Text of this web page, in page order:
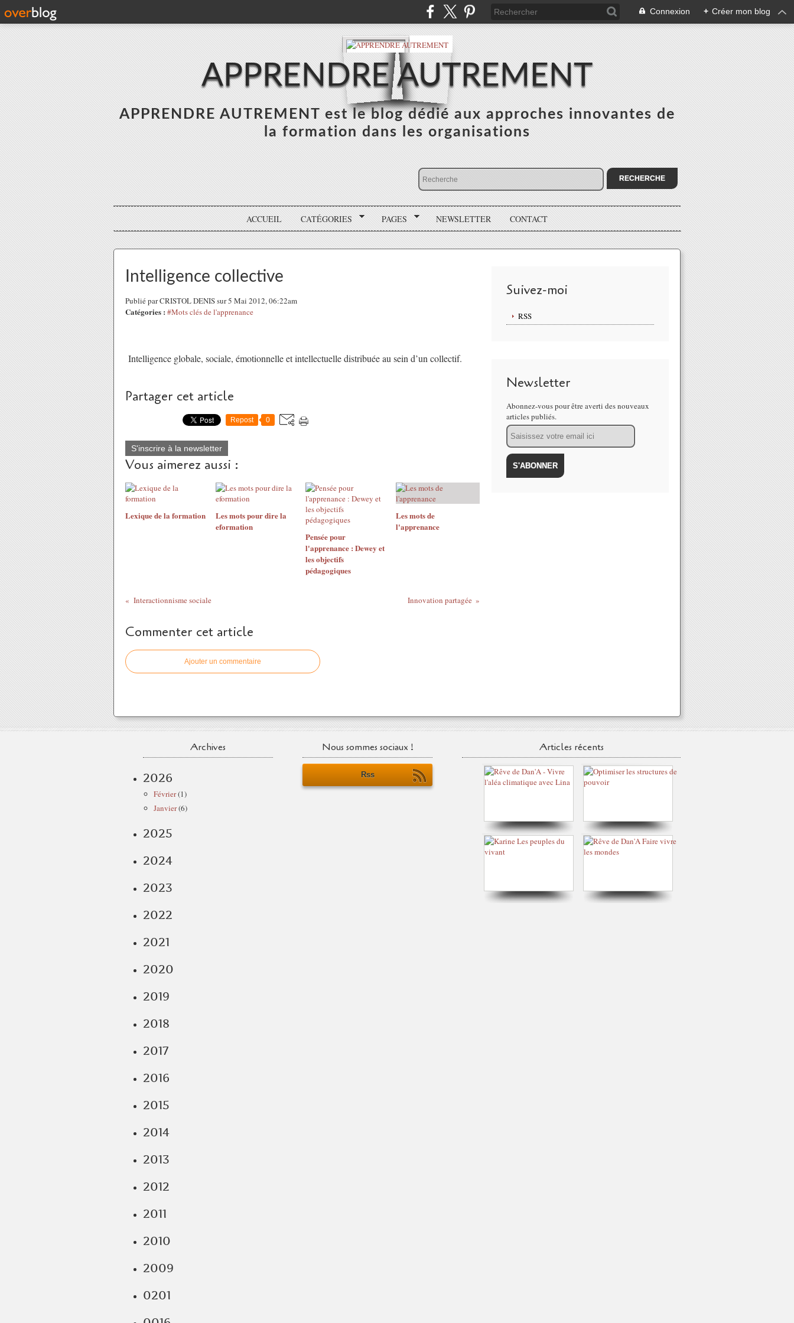
Connexion + Créer mon blog
APPRENDRE AUTREMENT
APPRENDRE AUTREMENT est le blog dédié aux approches innovantes de
la formation dans les organisations
ACCUEIL CATÉGORIES PAGES NEWSLETTER CONTACT
Intelligence collective
Publié par CRISTOL DENIS sur 5 Mai 2012, 06:22am
Catégories : #Mots clés de l'apprenance
Intelligence globale, sociale, émotionnelle et intellectuelle distribuée au sein d’un collectif.
Partager cet article
Repost 0
S'inscrire à la newsletter
Vous aimerez aussi :
Lexique de la formation
Les mots pour dire la
eformation
Pensée pour
l'apprenance : Dewey et
les objectifs
pédagogiques
Les mots de
l'apprenance
Interactionnisme sociale Innovation partagée
Commenter cet article
Ajouter un commentaire
Suivez-moi
RSS
Newsletter
Abonnez-vous pour être averti des nouveaux
articles publiés.
Email
Archives
2026
Février(1)
Janvier(6)
2025
2024
2023
2022
2021
2020
2019
2018
2017
2016
2015
2014
2013
2012
2011
2010
2009
0201
Nous sommes sociaux !
Rss
Articles récents